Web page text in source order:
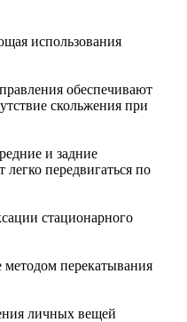
использования
обеспечивают
скольжения при
и задние
передвигаться по
стационарного
перекатывания
личных вещей